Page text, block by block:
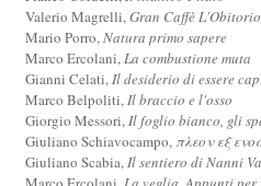
Valerio Magrelli,Gran Caffè L'Obitorio
Mario Porro,Natura primo sapere
Marco Ercolani,La combustione muta
Gianni Celati,Il desiderio di essere
Marco Belpoliti,Il braccio e l'osso
Giorgio Messori,Il foglio bianco, gli
Giuliano Schiavocampo,πλεον εξ
Giuliano Scabia,Il sentiero di Nanni